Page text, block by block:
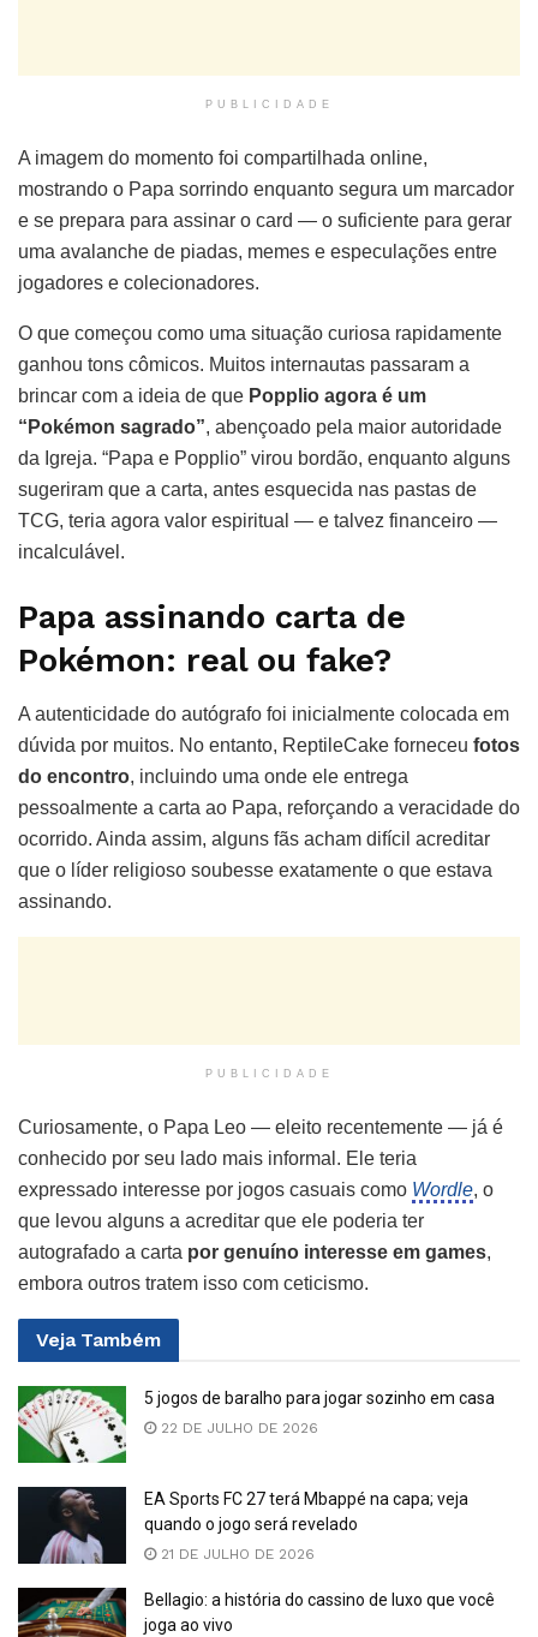
PUBLICIDADE
A imagem do momento foi compartilhada online,
mostrando o Papa sorrindo enquanto segura um marcador
e se prepara para assinar o card — o suficiente para gerar
uma avalanche de piadas, memes e especulações entre
jogadores e colecionadores.
O que começou como uma situação curiosa rapidamente
ganhou tons cômicos. Muitos internautas passaram a
brincar com a ideia de que Popplio agora é um
“Pokémon sagrado”, abençoado pela maior autoridade
da Igreja. “Papa e Popplio” virou bordão, enquanto alguns
sugeriram que a carta, antes esquecida nas pastas de
TCG, teria agora valor espiritual — e talvez financeiro —
incalculável.
Papa assinando carta de
Pokémon: real ou fake?
A autenticidade do autógrafo foi inicialmente colocada em
dúvida por muitos. No entanto, ReptileCake forneceu fotos
do encontro, incluindo uma onde ele entrega
pessoalmente a carta ao Papa, reforçando a veracidade do
ocorrido. Ainda assim, alguns fãs acham difícil acreditar
que o líder religioso soubesse exatamente o que estava
assinando.
PUBLICIDADE
Curiosamente, o Papa Leo — eleito recentemente — já é
conhecido por seu lado mais informal. Ele teria
expressado interesse por jogos casuais como Wordle, o
que levou alguns a acreditar que ele poderia ter
autografado a carta por genuíno interesse em games,
embora outros tratem isso com ceticismo.
Veja Também
5 jogos de baralho para jogar sozinho em casa
22 DE JULHO DE 2026
EA Sports FC 27 terá Mbappé na capa; veja
quando o jogo será revelado
21 DE JULHO DE 2026
Bellagio: a história do cassino de luxo que você
joga ao vivo